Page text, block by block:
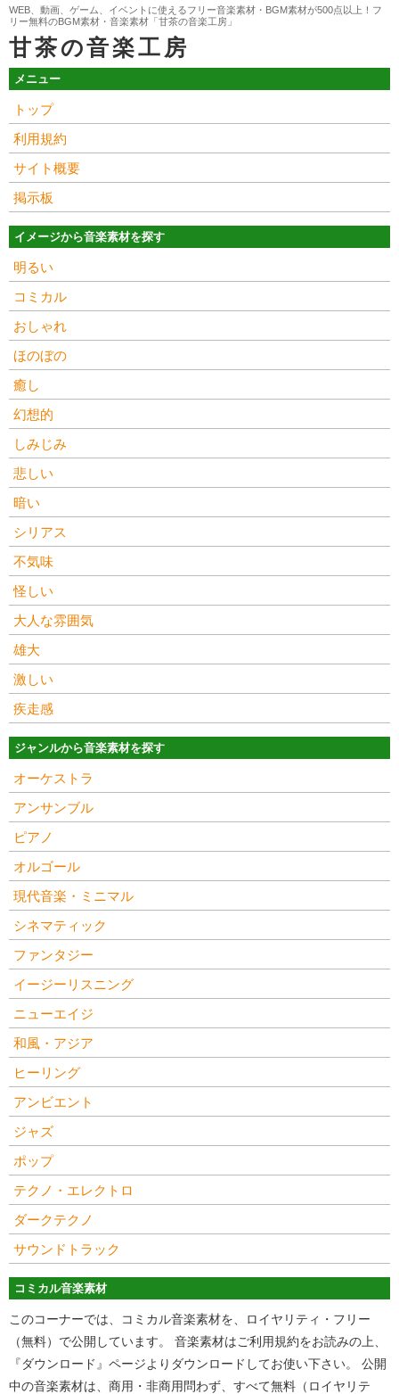
WEB、動画、ゲーム、イベントに使えるフリー音楽素材・BGM素材が500点以上！フ
リー無料のBGM素材・音楽素材「甘茶の音楽工房」
甘茶の音楽工房
メニュー
トップ
利用規約
サイト概要
掲示板
イメージから音楽素材を探す
明るい
コミカル
おしゃれ
ほのぼの
癒し
幻想的
しみじみ
悲しい
暗い
シリアス
不気味
怪しい
大人な雰囲気
雄大
激しい
疾走感
ジャンルから音楽素材を探す
オーケストラ
アンサンブル
ピアノ
オルゴール
現代音楽・ミニマル
シネマティック
ファンタジー
イージーリスニング
ニューエイジ
和風・アジア
ヒーリング
アンビエント
ジャズ
ポップ
テクノ・エレクトロ
ダークテクノ
サウンドトラック
コミカル音楽素材
このコーナーでは、コミカル音楽素材を、ロイヤリティ・フリー
（無料）で公開しています。 音楽素材はご利用規約をお読みの上、
『ダウンロード』ページよりダウンロードしてお使い下さい。 公開
中の音楽素材は、商用・非商用問わず、すべて無料（ロイヤリテ